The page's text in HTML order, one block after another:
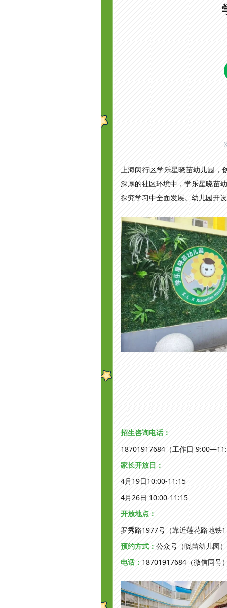
上海闵行区学乐星晓苗幼儿园，
深厚的社区环境中，学乐星晓苗
探究学习中全面发展。幼儿园开
招生咨询电话：
18701917684（工作日
家长开放日：
4月19日10:00-11:15
4月26日 10:00-11:15
开放地点：
罗秀路1977号（靠近莲花路地铁
预约方式： 公众号（晓苗幼儿园）
电话： 18701917684（微信同号